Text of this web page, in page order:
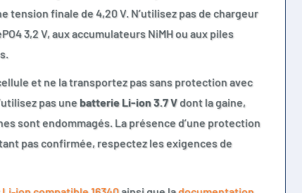
tension finale de 4,20 V. N’utilisez pas de chargeur
3,2 V, aux accumulateurs NiMH ou aux piles
et ne la transportez pas sans protection avec
pas unebatterie Li-ion 3.7 V dont la gaine,
sont endommagés. La présence d’une protection
pas confirmée, respectez les exigences de